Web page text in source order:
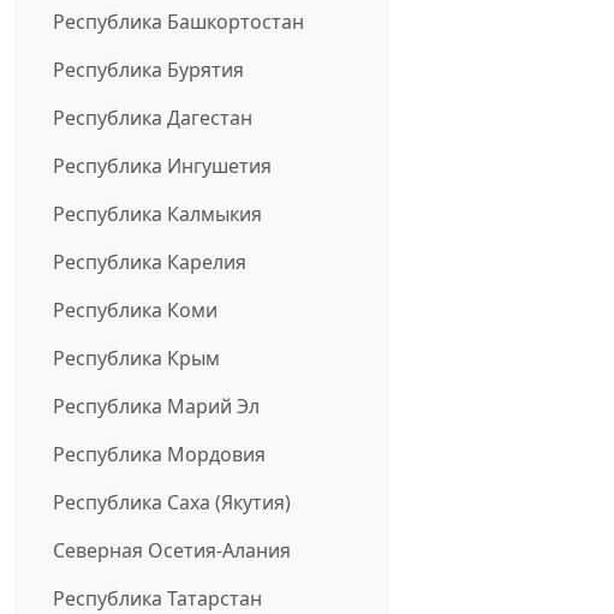
Республика Башкортостан
Республика Бурятия
Республика Дагестан
Республика Ингушетия
Республика Калмыкия
Республика Карелия
Республика Коми
Республика Крым
Республика Марий Эл
Республика Мордовия
Республика Саха (Якутия)
Северная Осетия-Алания
Республика Татарстан